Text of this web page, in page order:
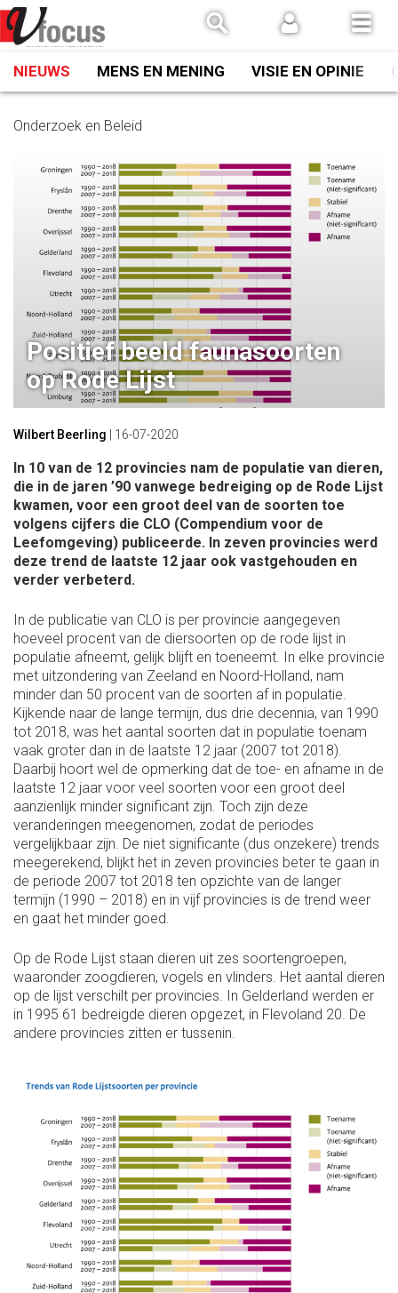
Spring
naar
inhoud
NIEUWS MENS EN MENING VISIE EN OPINIE
Onderzoek en Beleid
Positief beeld faunasoorten
op Rode Lijst
Wilbert Beerling 16-07-2020
In 10 van de 12 provincies nam de populatie van dieren,
die in de jaren ’90 vanwege bedreiging op de Rode Lijst
kwamen, voor een groot deel van de soorten toe
volgens cijfers die CLO (Compendium voor de
Leefomgeving) publiceerde. In zeven provincies werd
deze trend de laatste 12 jaar ook vastgehouden en
verder verbeterd.
In de publicatie van CLO is per provincie aangegeven
hoeveel procent van de diersoorten op de rode lijst in
populatie afneemt, gelijk blijft en toeneemt. In elke provincie
met uitzondering van Zeeland en Noord-Holland, nam
minder dan 50 procent van de soorten af in populatie.
Kijkende naar de lange termijn, dus drie decennia, van 1990
tot 2018, was het aantal soorten dat in populatie toenam
vaak groter dan in de laatste 12 jaar (2007 tot 2018).
Daarbij hoort wel de opmerking dat de toe- en afname in de
laatste 12 jaar voor veel soorten voor een groot deel
aanzienlijk minder significant zijn. Toch zijn deze
veranderingen meegenomen, zodat de periodes
vergelijkbaar zijn. De niet significante (dus onzekere) trends
meegerekend, blijkt het in zeven provincies beter te gaan in
de periode 2007 tot 2018 ten opzichte van de langer
termijn (1990 – 2018) en in vijf provincies is de trend weer
en gaat het minder goed.
Op de Rode Lijst staan dieren uit zes soortengroepen,
waaronder zoogdieren, vogels en vlinders. Het aantal dieren
op de lijst verschilt per provincies. In Gelderland werden er
in 1995 61 bedreigde dieren opgezet, in Flevoland 20. De
andere provincies zitten er tussenin.